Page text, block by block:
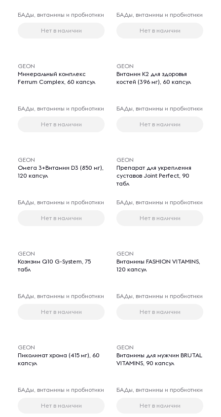
БАДы, витамины и пробиотики
Нет в наличии
БАДы, витамины и пробиотики
Нет в наличии
GEON
Минеральный комплекс
Ferrum Complex, 60 капсул
БАДы, витамины и пробиотики
Нет в наличии
GEON
Витамин K2 для здоровья
костей (396 мг), 60 капсул
БАДы, витамины и пробиотики
Нет в наличии
GEON
Омега 3+Витамин D3 (850 мг),
120 капсул
БАДы, витамины и пробиотики
Нет в наличии
GEON
Препарат для укрепления
суставов Joint Perfect, 90
табл
БАДы, витамины и пробиотики
Нет в наличии
GEON
Коэнзим Q10 G-System, 75
табл
БАДы, витамины и пробиотики
Нет в наличии
GEON
Витамины FASHION VITAMINS,
120 капсул
БАДы, витамины и пробиотики
Нет в наличии
GEON
Пиколинат хрома (415 мг), 60
капсул
БАДы, витамины и пробиотики
Нет в наличии
GEON
Витамины для мужчин BRUTAL
VITAMINS, 90 капсул
БАДы, витамины и пробиотики
Нет в наличии